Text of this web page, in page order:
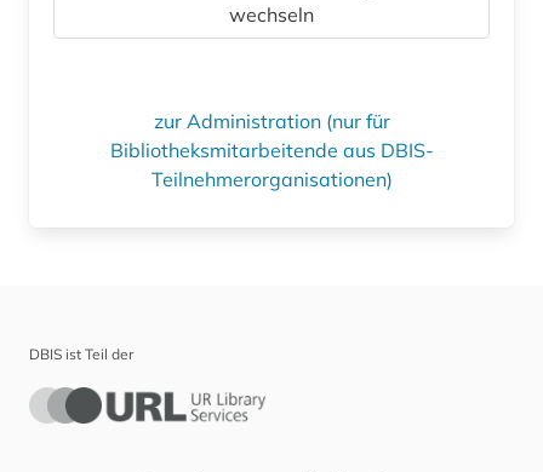
wechseln
zur Administration (nur für
Bibliotheksmitarbeitende aus DBIS-
Teilnehmerorganisationen)
DBIS ist Teil der